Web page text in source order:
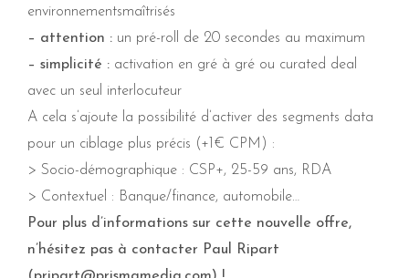
environnementsmaîtrisés
– attention : un pré-roll de 20 secondes au maximum
– simplicité : activation en gré à gré ou curated deal
avec un seul interlocuteur
A cela s’ajoute la possibilité d’activer des segments data
pour un ciblage plus précis (+1€ CPM) :
> Socio-démographique : CSP+, 25-59 ans, RDA
> Contextuel : Banque/finance, automobile…
Pour plus d’informations sur cette nouvelle offre,
n’hésitez pas à contacter Paul Ripart